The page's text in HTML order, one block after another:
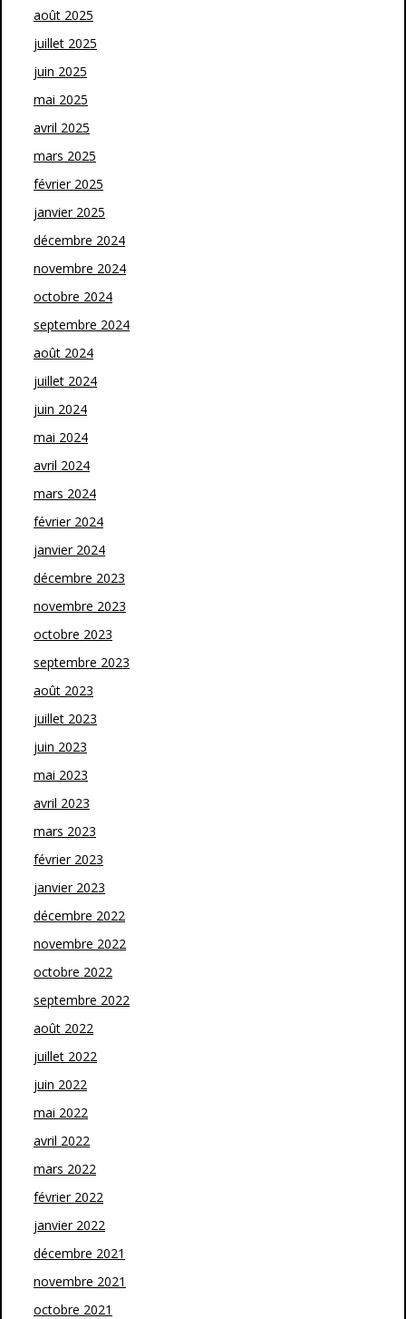
août 2025
juillet 2025
juin 2025
mai 2025
avril 2025
mars 2025
février 2025
janvier 2025
décembre 2024
novembre 2024
octobre 2024
septembre 2024
août 2024
juillet 2024
juin 2024
mai 2024
avril 2024
mars 2024
février 2024
janvier 2024
décembre 2023
novembre 2023
octobre 2023
septembre 2023
août 2023
juillet 2023
juin 2023
mai 2023
avril 2023
mars 2023
février 2023
janvier 2023
décembre 2022
novembre 2022
octobre 2022
septembre 2022
août 2022
juillet 2022
juin 2022
mai 2022
avril 2022
mars 2022
février 2022
janvier 2022
décembre 2021
novembre 2021
octobre 2021